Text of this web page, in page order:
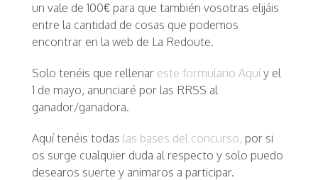
un vale de 100€ para que también vosotras elijáis
entre la cantidad de cosas que podemos
encontrar en la web de La Redoute.
Solo tenéis que rellenar este formulario Aquíy el
1 de mayo, anunciaré por las RRSS al
ganador/ganadora.
Aquí tenéis todas las bases del concurso, por si
os surge cualquier duda al respecto y solo puedo
desearos suerte y animaros a participar.